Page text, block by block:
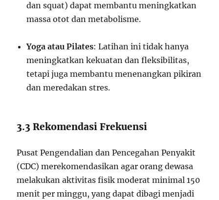
dan squat) dapat membantu meningkatkan
massa otot dan metabolisme.
Yoga atau Pilates: Latihan ini tidak hanya
meningkatkan kekuatan dan fleksibilitas,
tetapi juga membantu menenangkan pikiran
dan meredakan stres.
3.3 Rekomendasi Frekuensi
Pusat Pengendalian dan Pencegahan Penyakit
(CDC) merekomendasikan agar orang dewasa
melakukan aktivitas fisik moderat minimal 150
menit per minggu, yang dapat dibagi menjadi